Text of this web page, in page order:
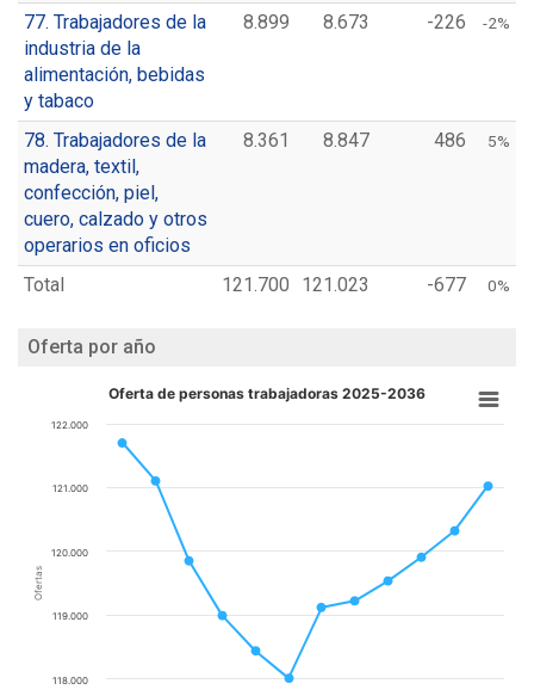
77. Trabajadores de la
industria de la
alimentación, bebidas
y tabaco
8.899 8.673 -226 -2%
78. Trabajadores de la
madera, textil,
confección, piel,
cuero, calzado y otros
operarios en oficios
8.361 8.847 486 5%
Total 121.700 121.023 -677 0%
Oferta por año
Ofertas
Oferta de personas trabajadoras 2025-2036
118.000
119.000
120.000
121.000
122.000